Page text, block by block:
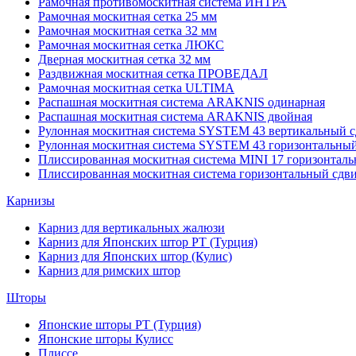
Рамочная москитная сетка 25 мм
Рамочная москитная сетка 32 мм
Рамочная москитная сетка ЛЮКС
Дверная москитная сетка 32 мм
Раздвижная москитная сетка ПРОВЕДАЛ
Рамочная москитная сетка ULTIMA
Распашная москитная система ARAKNIS одинарная
Распашная москитная система ARAKNIS двойная
Рулонная москитная система SYSTEM 43 вертикальный
Рулонная москитная система SYSTEM 43
Плиссированная москитная система MINI 17
Плиссированная москитная система горизонтальный
Карнизы
Карниз для вертикальных жалюзи
Карниз для Японских штор РТ (Турция)
Карниз для Японских штор (Кулис)
Карниз для римских штор
Шторы
Японские шторы РТ (Турция)
Японские шторы Кулисс
Плиссе